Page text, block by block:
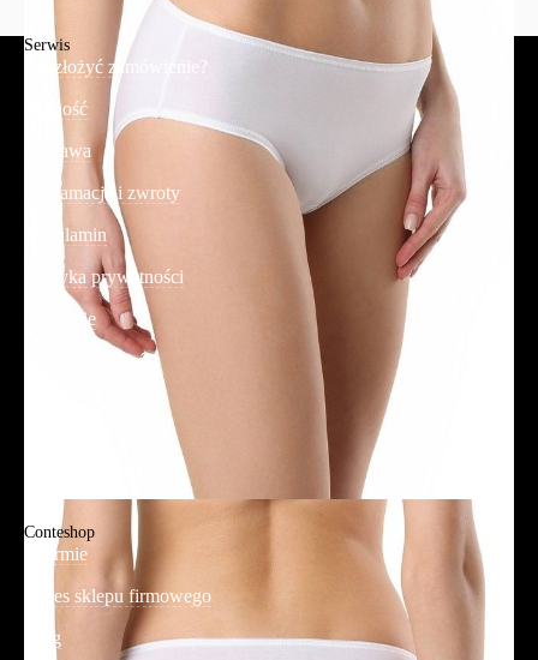
Serwis
Jak złożyć zamówienie?
Płatność
Dostawa
Reklamacje i zwroty
Regulamin
Polityka prywatności
Promocje
Tabela rozmiarów
Conteshop
O firmie
Adres sklepu firmowego
Blog